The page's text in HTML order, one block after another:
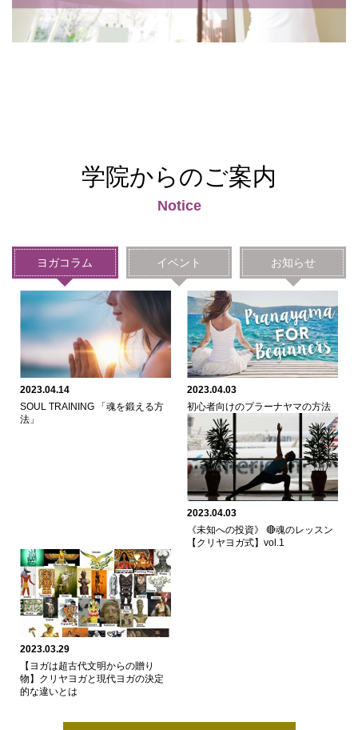
学院からのご案内
Notice
ヨガコラム イベント お知らせ
2023.04.14
SOUL TRAINING 「魂を鍛える方
法」
2023.04.03
初心者向けのプラーナヤマの方法
2023.04.03
《未知への投資》 🔴魂のレッスン
【クリヤヨガ式】vol.1
2023.03.29
【ヨガは超古代文明からの贈り
物】クリヤヨガと現代ヨガの決定
的な違いとは